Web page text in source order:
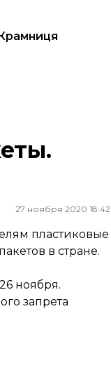
27 ноября 2020 18:42
пластиковые
в стране.
ноября.
запрета